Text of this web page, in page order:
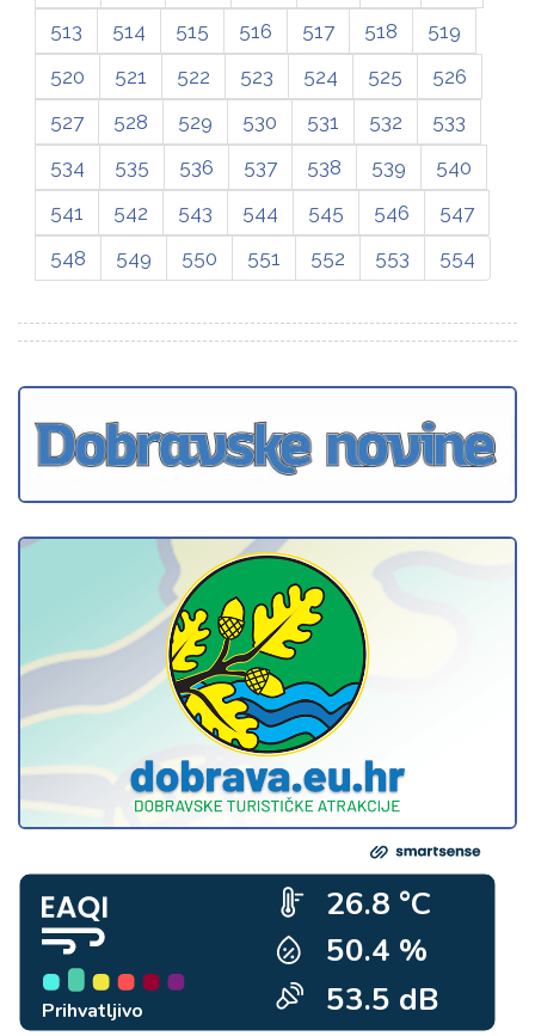
513 514 515 516 517 518
519
520
521 522 523 524 525
526
527
528 529 530 531 532
533
534
535 536 537 538 539
540
541
542 543 544 545 546
547
548
549 550 551 552 553 554